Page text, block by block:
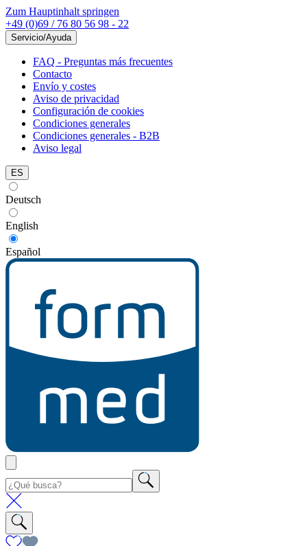
Zum Hauptinhalt springen
+49 (0)69 / 76 80 56 98 - 22
Servicio/Ayuda
FAQ - Preguntas más frecuentes
Contacto
Envío y costes
Aviso de privacidad
Configuración de cookies
Condiciones generales
Condiciones generales - B2B
Aviso legal
ES
Deutsch
English
Español